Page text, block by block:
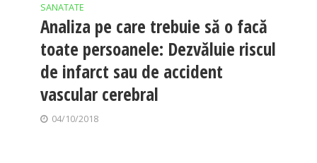
SANATATE
Analiza pe care trebuie să o facă
toate persoanele: Dezvăluie riscul
de infarct sau de accident
vascular cerebral
04/10/2018